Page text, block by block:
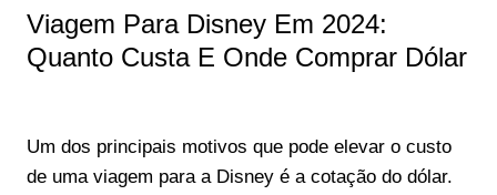
Viagem Para Disney Em 2024:
Quanto Custa E Onde Comprar Dólar
Um dos principais motivos que pode elevar o custo
de uma viagem para a Disney é a cotação do dólar.